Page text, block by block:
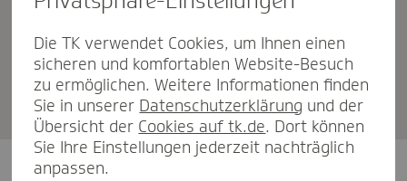
Ihr Kontakt zur Tech­niker als
Firmen­kunde
Firmenkunden
Die TK verwendet Cookies, um Ihnen einen
sicheren und komfortablen Website-Besuch
zu ermöglichen. Weitere Informationen finden
Sie in unserer Datenschutzerklärung und der
Übersicht der Cookies auf tk.de. Dort können
Sie Ihre Einstellungen jederzeit nachträglich
anpassen.